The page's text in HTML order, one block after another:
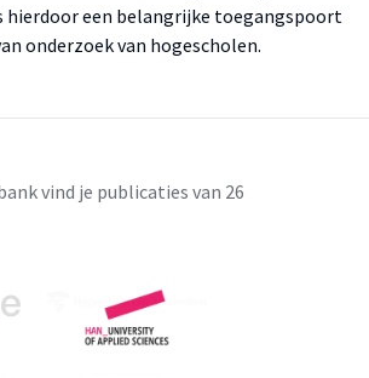
hierdoor een belangrijke toegangspoort
onderzoek van hogescholen.
vind je publicaties van 26